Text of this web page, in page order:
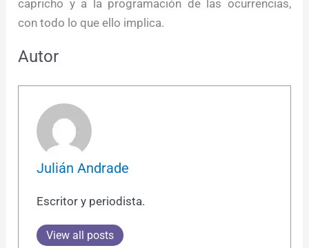
capricho y a la programación de las ocurrencias,
con todo lo que ello implica.
Autor
Julián Andrade
Escritor y periodista.
View all posts